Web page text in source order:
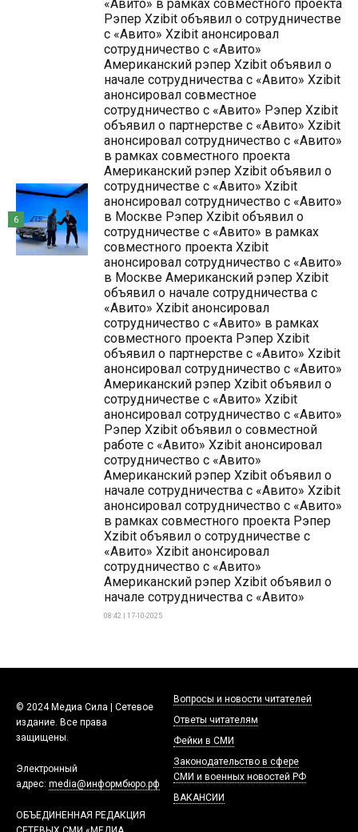
«Авито» в рамках совместного проекта
Рэпер Xzibit объявил о сотрудничестве
с «Авито» Xzibit анонсировал
сотрудничество с «Авито»
Американский рэпер Xzibit объявил о
начале сотрудничества с «Авито» Xzibit
анонсировал совместное
сотрудничество с «Авито» Рэпер Xzibit
объявил о партнерстве с «Авито» Xzibit
анонсировал сотрудничество с «Авито»
в рамках совместного проекта
Американский рэпер Xzibit объявил о
сотрудничестве с «Авито» Xzibit
анонсировал сотрудничество с «Авито»
в Москве Рэпер Xzibit объявил о
сотрудничестве с «Авито» в рамках
совместного проекта Xzibit
анонсировал сотрудничество с «Авито»
в Москве Американский рэпер Xzibit
объявил о начале сотрудничества с
«Авито» Xzibit анонсировал
сотрудничество с «Авито» в рамках
совместного проекта Рэпер Xzibit
объявил о партнерстве с «Авито» Xzibit
анонсировал сотрудничество с «Авито»
Американский рэпер Xzibit объявил о
сотрудничестве с «Авито» Xzibit
анонсировал сотрудничество с «Авито»
Рэпер Xzibit объявил о совместной
работе с «Авито» Xzibit анонсировал
сотрудничество с «Авито»
Американский рэпер Xzibit объявил о
начале сотрудничества с «Авито» Xzibit
анонсировал сотрудничество с «Авито»
в рамках совместного проекта Рэпер
Xzibit объявил о сотрудничестве с
«Авито» Xzibit анонсировал
сотрудничество с «Авито»
Американский рэпер Xzibit объявил о
начале сотрудничества с «Авито»
08:42 | 17-10-2025
6
© 2024 Медиа Сила | Сетевое
издание. Все права
защищены.
Электронный
адрес: media@информбюро.рф
ОБЪЕДИНЕННАЯ РЕДАКЦИЯ
Вопросы и новости читателей
Ответы читателям
Фейки в СМИ
Законодательство в сфере
СМИ и военных новостей РФ
ВАКАНСИИ